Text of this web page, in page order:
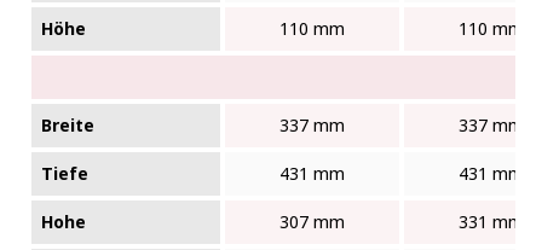
Höhe 110 mm 110 mm
Breite 337 mm 337 mm
Tiefe 431 mm 431 mm
Hohe 307 mm 331 mm